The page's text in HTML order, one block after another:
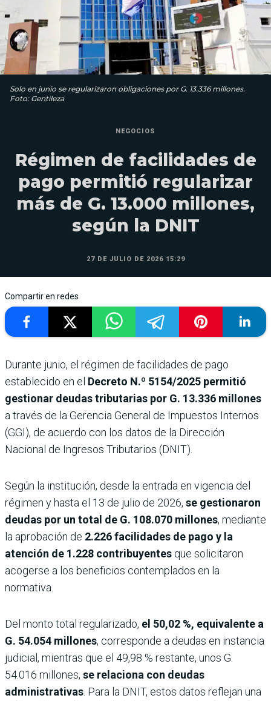
Solo en junio se regularizaron obligaciones por G. 13.336 millones.
Foto: Gentileza
NEGOCIOS
Régimen de facilidades de
pago permitió regularizar
más de G. 13.000 millones,
según la DNIT
27 DE JULIO DE 2026 15:29
Compartir en redes
Durante junio, el régimen de facilidades de pago
establecido en el Decreto N.º 5154/2025 permitió
gestionar deudas tributarias por G. 13.336 millones
a través de la Gerencia General de Impuestos Internos
(GGI), de acuerdo con los datos de la Dirección
Nacional de Ingresos Tributarios (DNIT).
Según la institución, desde la entrada en vigencia del
régimen y hasta el 13 de julio de 2026, se gestionaron
deudas por un total de G. 108.070 millones, mediante
la aprobación de 2.226 facilidades de pago y la
atención de 1.228 contribuyentes que solicitaron
acogerse a los beneficios contemplados en la
normativa.
Del monto total regularizado, el 50,02 %, equivalente a
G. 54.054 millones, corresponde a deudas en instancia
judicial, mientras que el 49,98 % restante, unos G.
54.016 millones, se relaciona con deudas
administrativas . Para la DNIT, estos datos reflejan una